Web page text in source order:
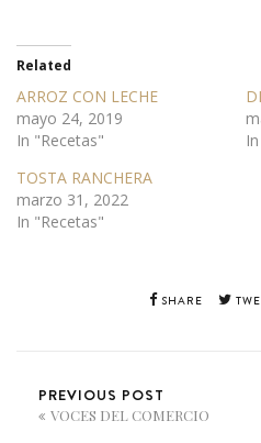
Related
ARROZ CON LECHE
mayo 24, 2019
In "Recetas"
TOSTA RANCHERA
marzo 31, 2022
In "Recetas"
SHARE
PREVIOUS POST
VOCES DEL COMERCIO